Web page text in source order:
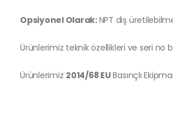
Opsiyonel Olarak:NPT diş
Ürünlerimiz teknik özellikleri ve seri
Ürünlerimiz 2014/68 EUBasınçlı